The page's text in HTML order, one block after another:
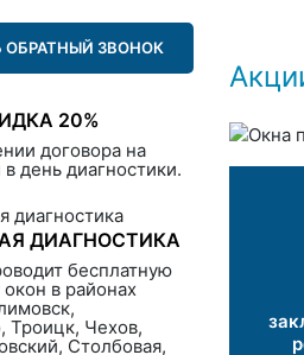
ОБРАТНЫЙ ЗВОНОК
20%
договора на
день диагностики.
ДИАГНОСТИКА
бесплатную
в районах
Троицк, Чехов,
Столбовая,